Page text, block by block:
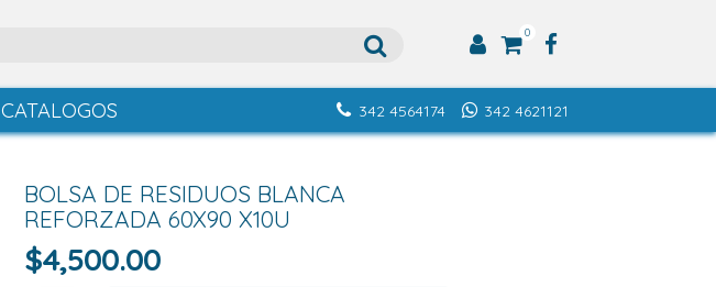
0
CATALOGOS 342 4621121
342 4564174
BOLSA DE RESIDUOS BLANCA
REFORZADA 60X90 X10U
$4,500.00